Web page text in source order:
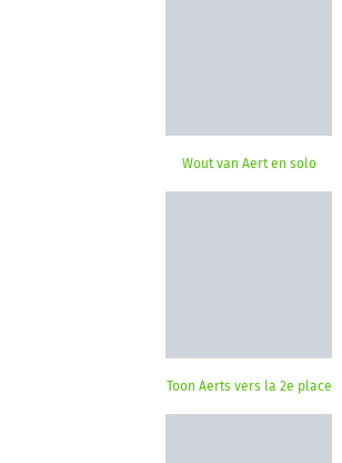
Wout van Aert en solo
Toon Aerts vers la 2e place